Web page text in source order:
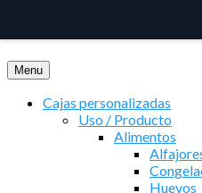
al
contenido
Menu
Cajas personalizadas
Uso / Producto
Alimentos
Huevos